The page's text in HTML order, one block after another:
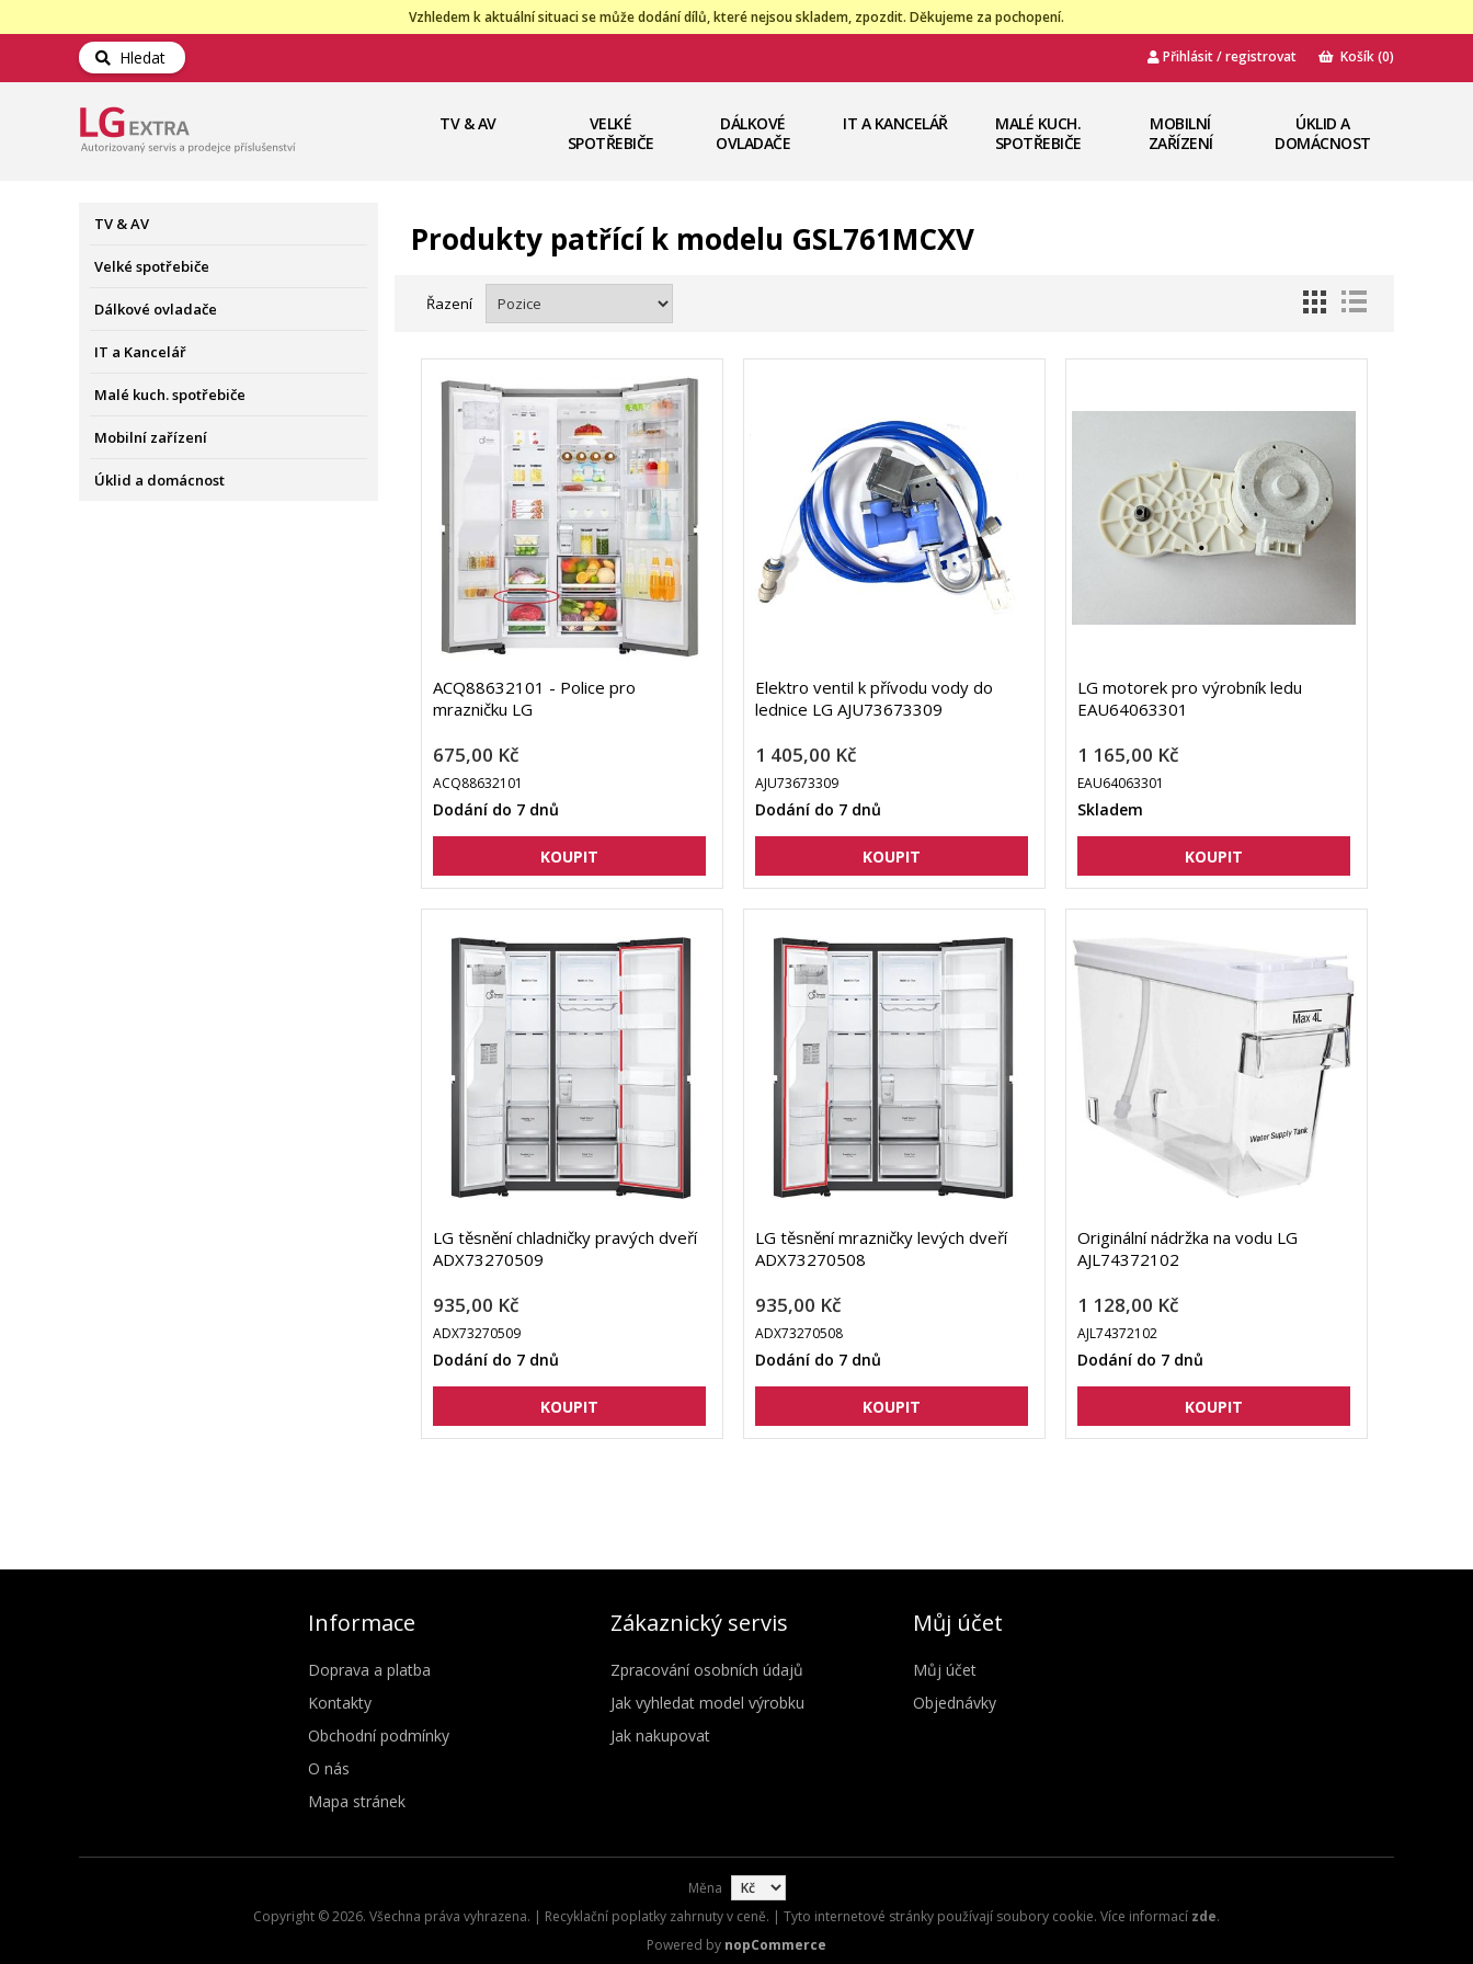
Vzhledem k aktuální situaci se může dodání dílů, které nejsou skladem, zpozdit. Děkujeme za pochopení.
Hledat Přihlásit / registrovat Košík(0)
TV & AV
VELKÉ
SPOTŘEBIČE
DÁLKOVÉ
OVLADAČE
IT A KANCELÁŘ
MALÉ KUCH.
SPOTŘEBIČE
MOBILNÍ
ZAŘÍZENÍ
ÚKLID A
DOMÁCNOST
TV & AV
Velké spotřebiče
Dálkové ovladače
IT a Kancelář
Malé kuch. spotřebiče
Mobilní zařízení
Úklid a domácnost
Produkty patřící k modelu GSL761MCXV
Řazení
ACQ88632101 - Police pro
mrazničku LG
675,00 Kč
ACQ88632101
Dodání do 7 dnů
Elektro ventil k přívodu vody do
lednice LG AJU73673309
1 405,00 Kč
AJU73673309
Dodání do 7 dnů
LG motorek pro výrobník ledu
EAU64063301
1 165,00 Kč
EAU64063301
Skladem
LG těsnění chladničky pravých dveří
ADX73270509
935,00 Kč
ADX73270509
Dodání do 7 dnů
LG těsnění mrazničky levých dveří
ADX73270508
935,00 Kč
ADX73270508
Dodání do 7 dnů
Originální nádržka na vodu LG
AJL74372102
1 128,00 Kč
AJL74372102
Dodání do 7 dnů
Informace
Doprava a platba
Kontakty
Obchodní podmínky
O nás
Mapa stránek
Zákaznický servis
Zpracování osobních údajů
Jak vyhledat model výrobku
Jak nakupovat
Můj účet
Můj účet
Objednávky
Měna
Copyright © 2026. Všechna práva vyhrazena. | Recyklační poplatky zahrnuty v ceně. | Tyto internetové stránky používají soubory cookie. Více informací zde.
Powered by nopCommerce